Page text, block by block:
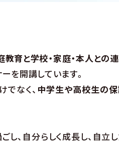
教育と学校・家庭・本人との
を開講しています。
なく、 中学生や高校生の
し、自分らしく成長し、自立